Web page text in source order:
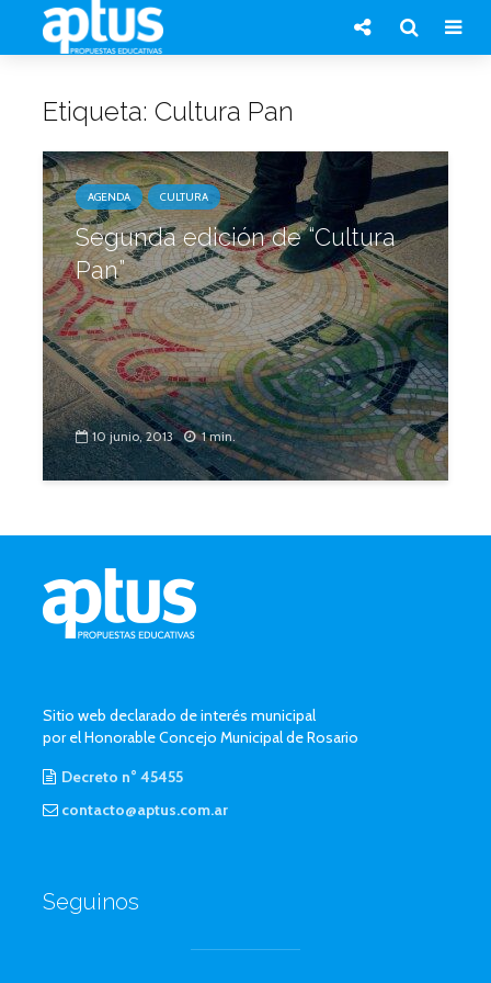
Etiqueta: Cultura Pan
AGENDA CULTURA
Segunda edición de “Cultura
Pan”
10 junio, 2013 1 min.
Sitio web declarado de interés municipal
por el Honorable Concejo Municipal de Rosario
Decreto n° 45455
contacto@aptus.com.ar
Seguinos